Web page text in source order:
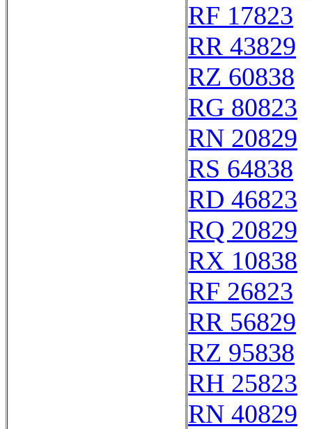
RF 17823
RR 43829
RZ 60838
RG 80823
RN 20829
RS 64838
RD 46823
RQ 20829
RX 10838
RF 26823
RR 56829
RZ 95838
RH 25823
RN 40829